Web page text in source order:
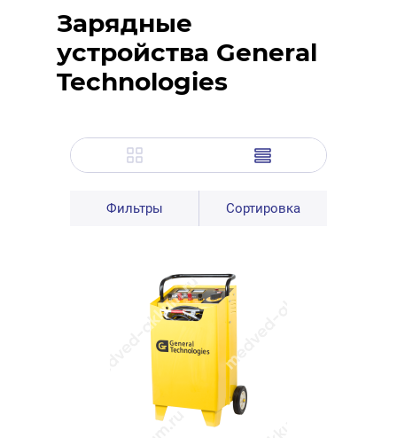
Зарядные
устройства General
Technologies
Фильтры Сортировка